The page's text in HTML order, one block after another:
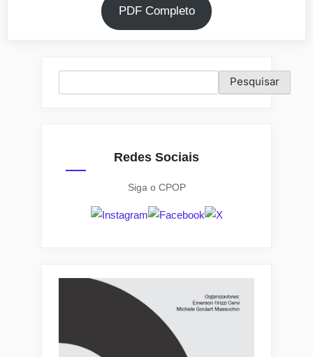
PDF Completo
Pesquisar
Redes Sociais
Siga o CPOP